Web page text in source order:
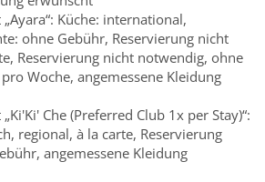
Küche: international,
ohne Gebühr, Reservierung nicht
Reservierung nicht notwendig, ohne
Woche, angemessene Kleidung
Che (Preferred Club 1x per Stay)“:
regional, à la carte, Reservierung
angemessene Kleidung